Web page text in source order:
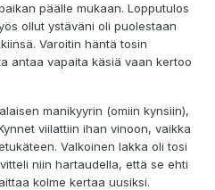
päälle mukaan. Lopputulos
ollut ystäväni oli puolestaan
Varoitin häntä tosin
antaa vapaita käsiä vaan kertoo
manikyyrin (omiin kynsiin),
viilattiin ihan vinoon, vaikka
Valkoinen lakka oli tosi
niin hartaudella, että se ehti
kolme kertaa uusiksi.